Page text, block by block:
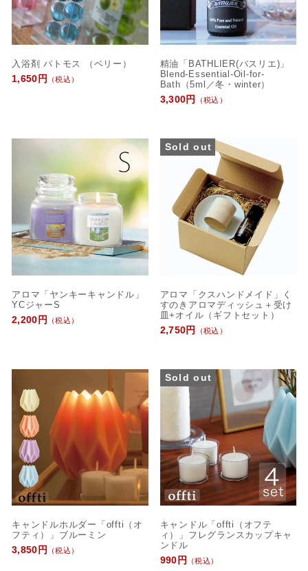
入浴剤 パトモス （ベリー）
1,650円
（税込）
精油「BATHLIER(バスリエ)」
Blend-Essential-Oil-for-
Bath（5ml／冬・winter）
3,300円
（税込）
アロマ「ヤンキーキャンドル」
YCジャーS
2,200円
（税込）
Sold out
アロマ「クスハンドメイド」く
すのきアロマディッシュ＋受け
皿+オイル（ギフトセット）
2,750円
（税込）
キャンドルホルダー「offti（オ
フティ）」ブルーミン
3,850円
（税込）
Sold out
キャンドル「offti（オフテ
ィ）」フレグランスカップキャ
ンドル
990円
（税込）